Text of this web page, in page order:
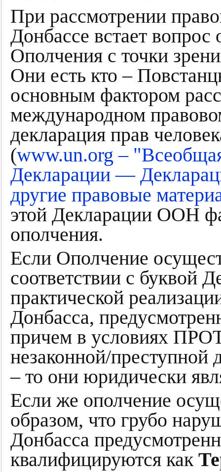
При рассмотрении
Донбассе встает
Ополчения с точки
Они есть кто –
основным фактором
международном
декларация прав
(www.un.org – "
Декларации —
другие правовые
этой Декларации ООН
ополчения.
Если Ополчение
соответствии с буквой
практической
Донбасса,
причем в условиях
незаконной/преступной
– то они юридически
Если же ополчение
образом, что грубо
Донбасса
квалифицируются как